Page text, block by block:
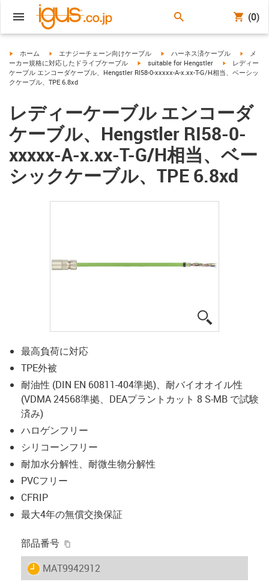
(0)
igus-icon-arrow-right
ホーム igus-icon-arrow-right
エナジーチェーン向けケーブル igus-icon-arrow-right
ハーネス済ケーブル igus-
メ
ーカー規格に対応したドライブケーブル
igus-icon-arrow-right
suitable for Hengstler igus-icon-
レディー
ケーブル エンコーダケーブル、Hengstler RI58-0-xxxxx-A-x.xx-T-G/H相当、ベーシッ
クケーブル、TPE 6.8xd
レディーケーブル エンコーダ
ケーブル、Hengstler RI58-0-
xxxxx-A-x.xx-T-G/H相当、ベー
シックケーブル、TPE 6.8xd
最高負荷に対応
TPE外被
耐油性 (DIN EN 60811-404準拠)、耐バイオオイル性
(VDMA 24568準拠、DEAプラントカット 8 S-MB で試験
済み)
ハロゲンフリー
シリコーンフリー
耐加水分解性、耐微生物分解性
PVCフリー
CFRIP
最大4年の無償交換保証
部品番号
igus-icon-lieferzeit
MAT9942912